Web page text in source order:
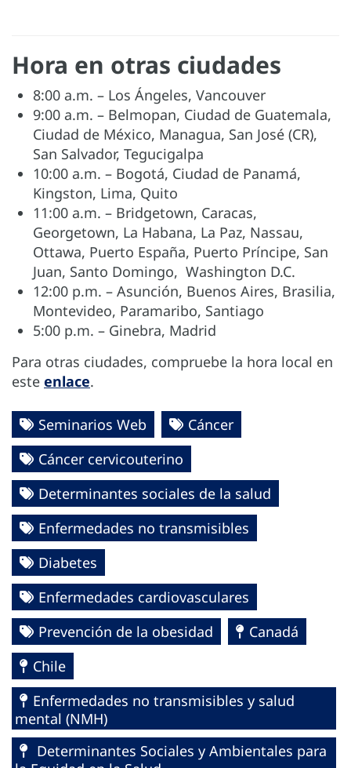
Hora en otras ciudades
8:00 a.m. – Los Ángeles, Vancouver
9:00 a.m. – Belmopan, Ciudad de Guatemala,
Ciudad de México, Managua, San José (CR),
San Salvador, Tegucigalpa
10:00 a.m. – Bogotá, Ciudad de Panamá,
Kingston, Lima, Quito
11:00 a.m. – Bridgetown, Caracas,
Georgetown, La Habana, La Paz, Nassau,
Ottawa, Puerto España, Puerto Príncipe, San
Juan, Santo Domingo, Washington D.C.
12:00 p.m. – Asunción, Buenos Aires, Brasilia,
Montevideo, Paramaribo, Santiago
5:00 p.m. – Ginebra, Madrid
Para otras ciudades, compruebe la hora local en
este enlace.
Seminarios Web
Cáncer
Cáncer cervicouterino
Determinantes sociales de la salud
Enfermedades no transmisibles
Diabetes
Enfermedades cardiovasculares
Prevención de la obesidad
Canadá
Chile
Enfermedades no transmisibles y salud
mental (NMH)
Determinantes Sociales y Ambientales para